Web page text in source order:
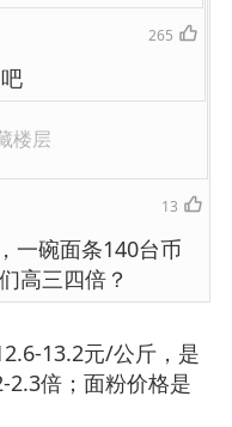
265
楼层
13
一碗面条140台币
高三四倍？
13.2元/公斤，是
2.3倍；面粉价格是